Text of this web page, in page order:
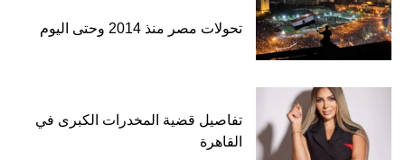
تحولات مصر منذ 2014 وحتى اليوم
تفاصيل قضية المخدرات الكبرى في
القاهرة